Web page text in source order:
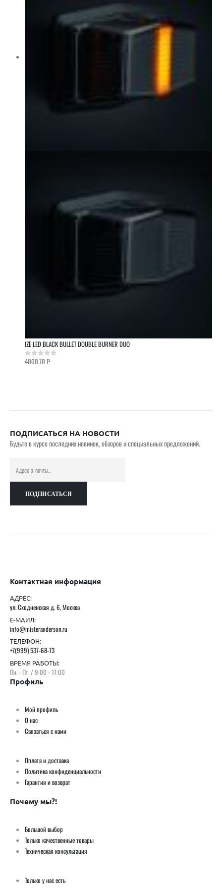
IZE LED BLACK BULLET DOUBLE BURNER DUO
0out of 5
4000,70 ₽
ПОДПИСАТЬСЯ НА НОВОСТИ
Будьте в курсе последних новинок, обзоров и специальных предложений.
Контактная информация
АДРЕС:
ул. Сходненская д. 6, Москва
Е-МАИЛ:
info@misteranderson.ru
ТЕЛЕФОН:
+7(999) 537-68-73
ВРЕМЯ РАБОТЫ:
Пн. - Пт. / 9:00 - 17:00
Профиль
Мой профиль
О нас
Связаться с нами
Оплата и доставка
Политика конфиденциальности
Гарантия и возврат
Почему мы?!
Большой выбор
Только качественные товары
Техническая консультация
Только у нас есть